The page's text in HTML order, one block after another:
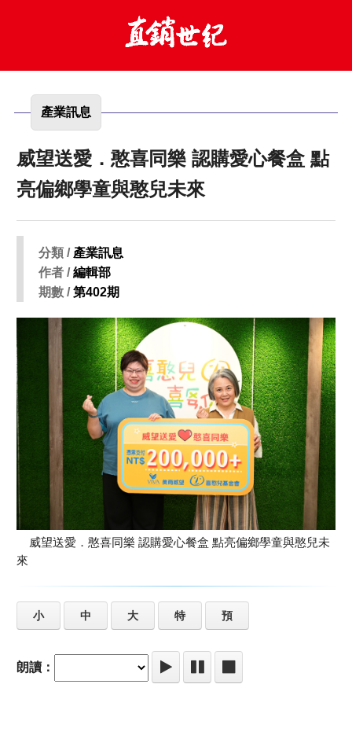
產業訊息
威望送愛．憨喜同樂 認購愛心餐盒 點
亮偏鄉學童與憨兒未來
分類 / 產業訊息
作者 /編輯部
期數 /第402期
威望送愛．憨喜同樂 認購愛心餐盒 點亮偏鄉學童與憨兒未
來
小 中 大 特 預
朗讀：